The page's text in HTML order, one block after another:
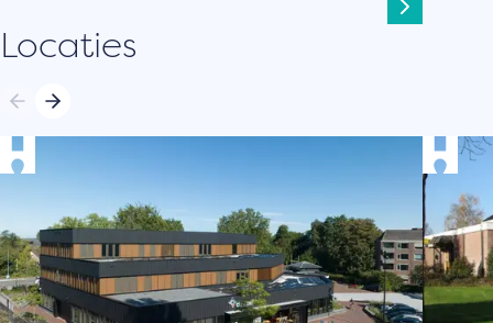
Leuk voor jong en oud.
Locaties